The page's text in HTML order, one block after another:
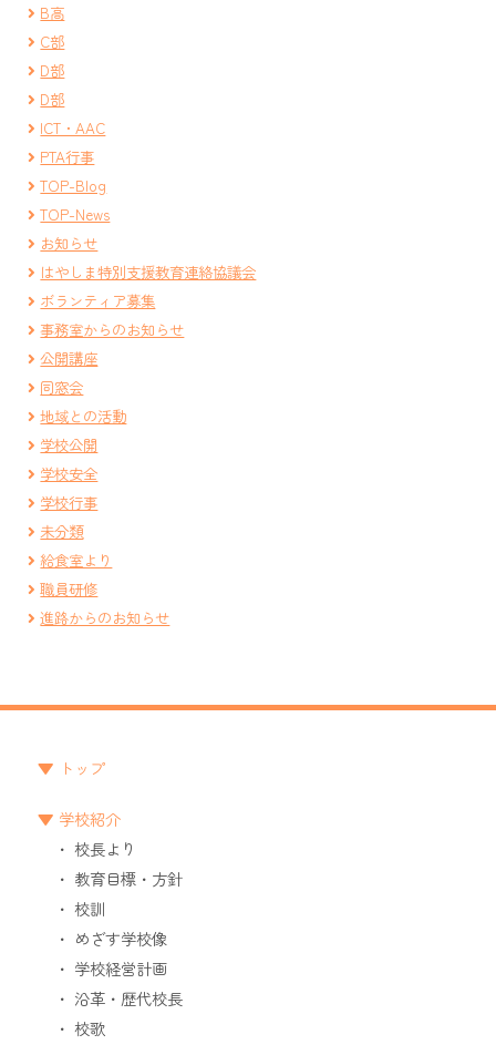
B高
C部
D部
D部
ICT・AAC
PTA行事
TOP-Blog
TOP-News
お知らせ
はやしま特別支援教育連絡協議会
ボランティア募集
事務室からのお知らせ
公開講座
同窓会
地域との活動
学校公開
学校安全
学校行事
未分類
給食室より
職員研修
進路からのお知らせ
トップ
学校紹介
校長より
教育目標・方針
校訓
めざす学校像
学校経営計画
沿革・歴代校長
校歌